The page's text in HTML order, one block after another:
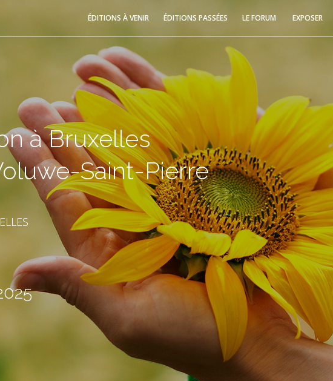
ÉDITIONS À VENIR ÉDITIONS PASSÉES LE FORUM EXPOSER
à Bruxelles
Saint-Pierre